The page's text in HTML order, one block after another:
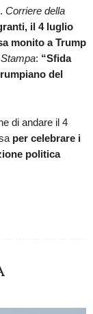
Corriere della
il 4 luglio
monito a Trump
: “Sfida
del
di andare il 4
per celebrare i
politica